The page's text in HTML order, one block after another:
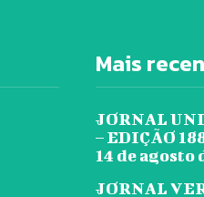
Mais
JORNAL
– EDIÇÃO
14 de agosto
JORNAL